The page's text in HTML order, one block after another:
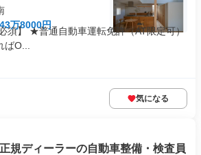
万8000円
須】 ★普通自動車運転免許（AT限定可）
O...
気になる
規ディーラーの自動車整備・検査員